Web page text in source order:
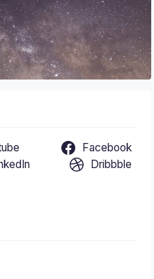
Facebook
Dribbble